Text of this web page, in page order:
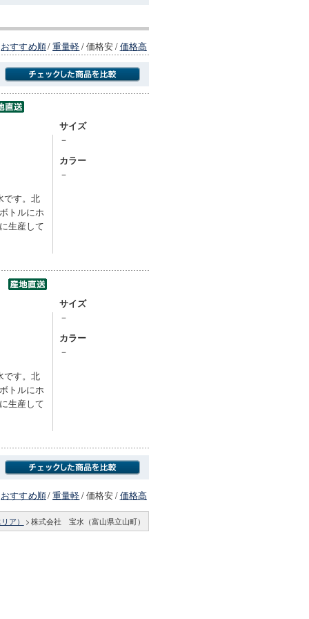
おすすめ順/重量軽/価格安/価格高
です。北
トルにホ
生産して
サイズ
－
カラー
－
です。北
トルにホ
生産して
サイズ
－
カラー
－
おすすめ順/重量軽/価格安/価格高
ア） > 株式会社 宝水（富山県立山町）